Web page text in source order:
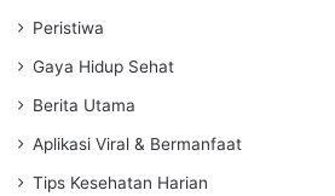
Peristiwa
Gaya Hidup Sehat
Berita Utama
Aplikasi Viral & Bermanfaat
Tips Kesehatan Harian